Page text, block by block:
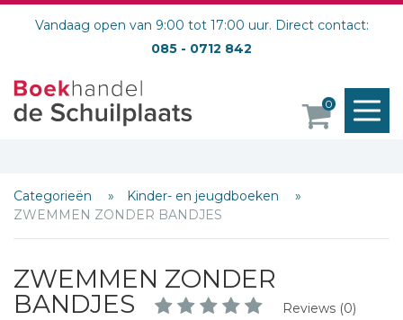
Vandaag open van 9:00 tot 17:00 uur. Direct contact:
085 - 0712 842
0
Categorieën
Kinder- en jeugdboeken
ZWEMMEN ZONDER BANDJES
ZWEMMEN ZONDER
BANDJES
Reviews (0)
Sterren